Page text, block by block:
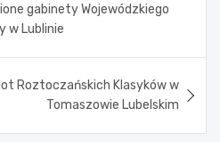
gabinety Wojewódzkiego
w Lublinie
Roztoczańskich Klasyków w
Tomaszowie Lubelskim